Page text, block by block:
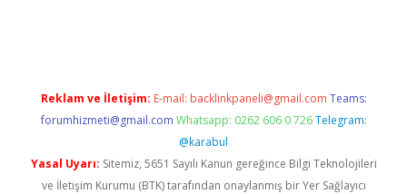
Reklam ve İletişim: E-mail: backlinkpaneli@gmail.com Teams:
forumhizmeti@gmail.com Whatsapp: 0262 606 0 726 Telegram:
@karabul
Yasal Uyarı: Sitemiz, 5651 Sayılı Kanun gereğince Bilgi Teknolojileri
ve İletişim Kurumu (BTK) tarafından onaylanmış bir Yer Sağlayıcı